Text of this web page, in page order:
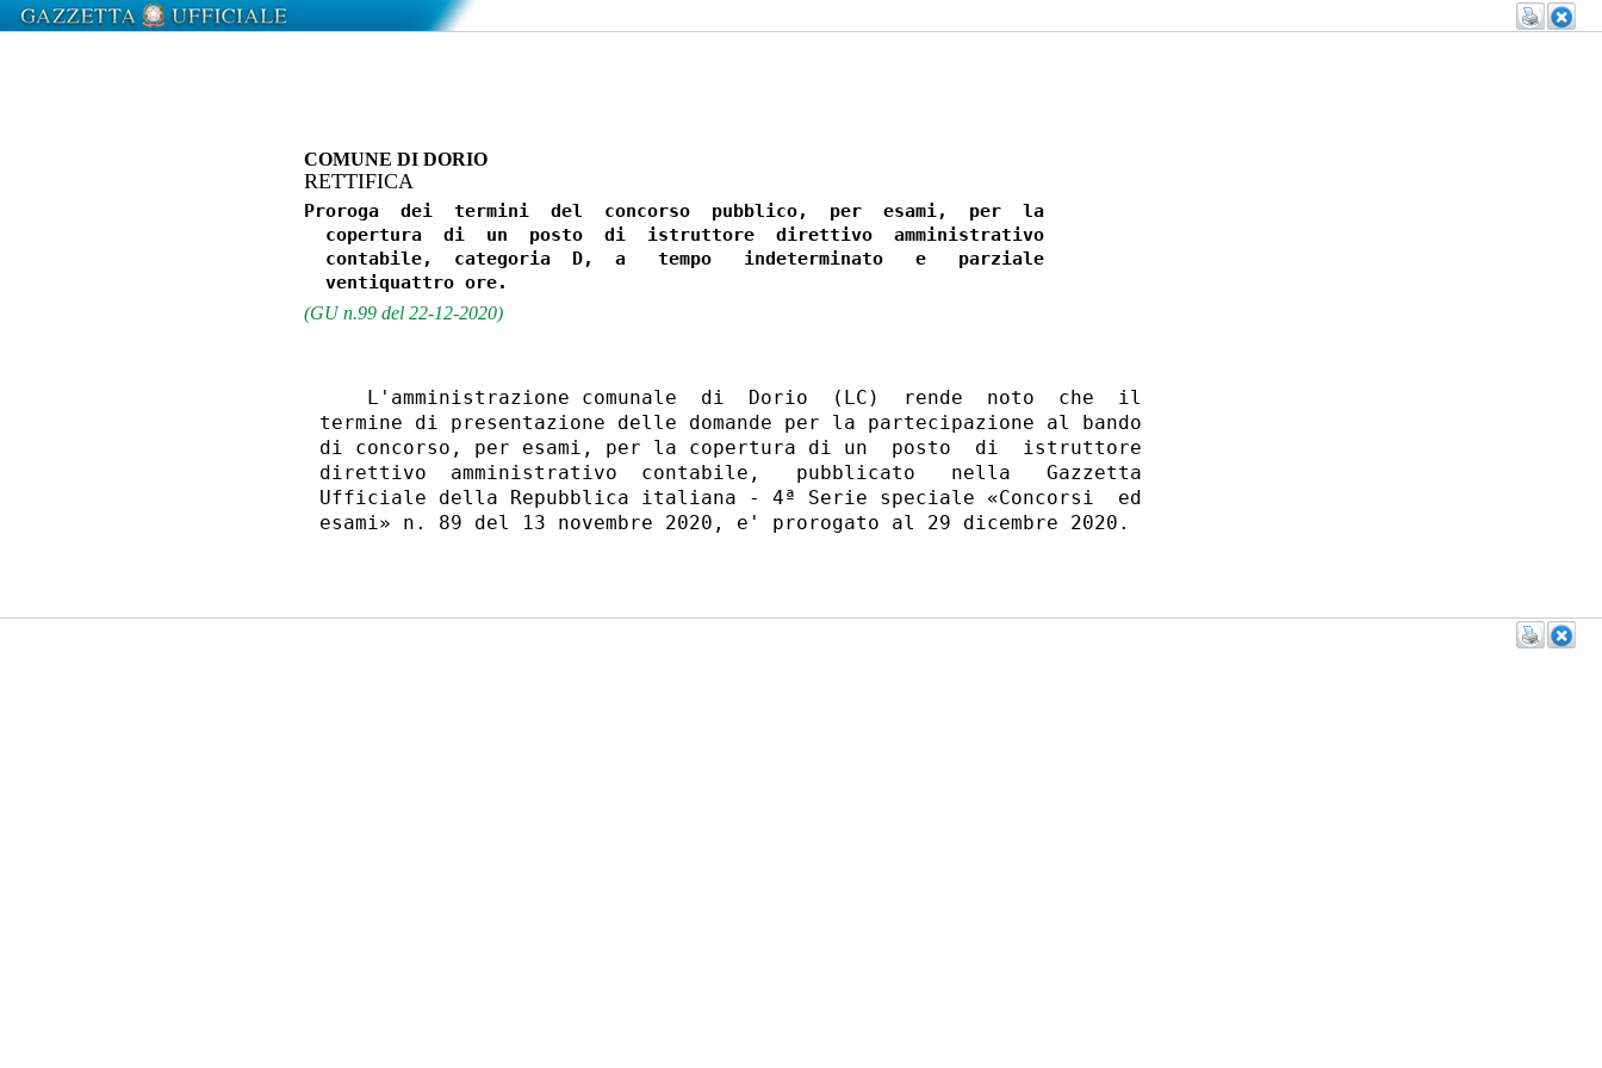
COMUNE DI DORIO
RETTIFICA
Proroga  dei  termini  del  concorso  pubblico,  per  esami,  per  la
  copertura  di  un  posto  di  istruttore  direttivo  amministrativo
  contabile,  categoria  D,  a   tempo   indeterminato   e   parziale
(GU n.99 del 22-12-2020)
    L'amministrazione comunale  di  Dorio  (LC)  rende  noto  che  il
termine di presentazione delle domande per la partecipazione al bando
di concorso, per esami, per la copertura di un  posto  di  istruttore
direttivo  amministrativo  contabile,   pubblicato   nella   Gazzetta
Ufficiale della Repubblica italiana - 4ª Serie speciale «Concorsi  ed
esami» n. 89 del 13 novembre 2020, e' prorogato al 29 dicembre 2020.